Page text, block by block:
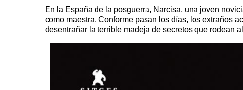
En la España de la posguerra, Narcisa, una joven
como maestra. Conforme pasan los días, los extraños
desentrañar la terrible madeja de secretos que rodean